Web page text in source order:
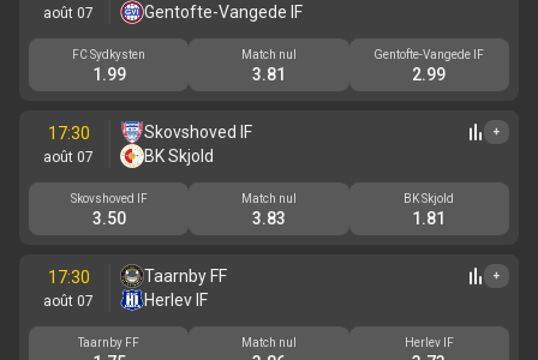
août 07
Gentofte-Vangede IF
FC Sydkysten
1.99
Match nul
3.81
Gentofte-Vangede IF
2.99
17:30
août 07
Skovshoved IF
BK Skjold
+
Skovshoved IF
3.50
Match nul
3.83
BK Skjold
1.81
17:30
août 07
Taarnby FF
Herlev IF
+
Taarnby FF Match nul Herlev IF